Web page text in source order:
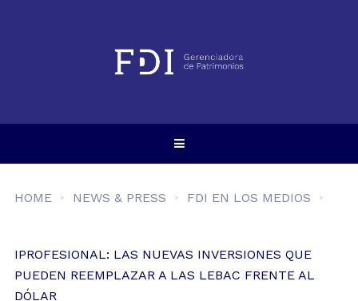
HOME NEWS & PRESS FDI EN LOS MEDIOS
IPROFESIONAL: LAS NUEVAS INVERSIONES QUE
PUEDEN REEMPLAZAR A LAS LEBAC FRENTE AL
DÓLAR